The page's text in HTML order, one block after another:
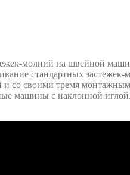
молний на швейной
стандартных
своими тремя
машины с наклонной иглой.